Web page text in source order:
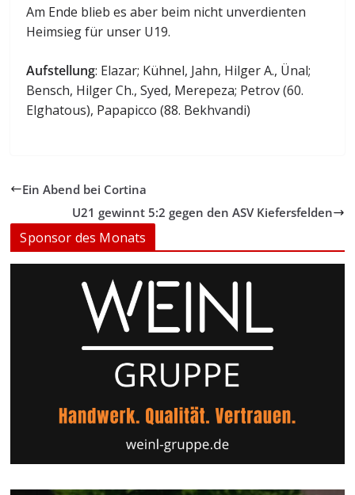
Am Ende blieb es aber beim nicht unverdienten
Heimsieg für unser U19.
Aufstellung: Elazar; Kühnel, Jahn, Hilger A., Ünal;
Bensch, Hilger Ch., Syed, Merepeza; Petrov (60.
Elghatous), Papapicco (88. Bekhvandi)
Ein Abend bei Cortina
U21 gewinnt 5:2 gegen den ASV Kiefersfelden
Sponsor des Monats